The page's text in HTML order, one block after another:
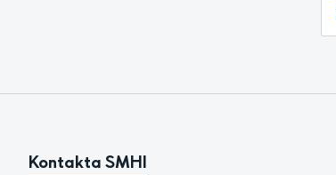
Kontakta SMHI